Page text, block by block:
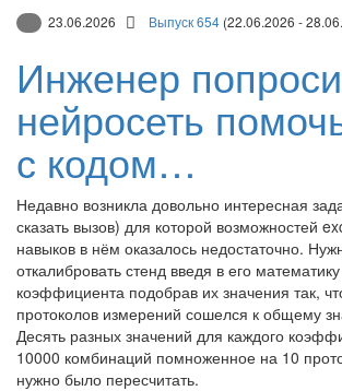
23.06.2026 Выпуск 654 (22.06.2026 -
Инженер
нейросеть
с кодом…
Недавно возникла довольно интересная
сказать вызов) для которой возможностей
навыков в нём оказалось недостаточно.
откалибровать стенд введя в его
коэффициента подобрав их значения так,
протоколов измерений сошелся к общему
Десять разных значений для каждого
10000 комбинаций помноженное на 10
нужно было пересчитать.